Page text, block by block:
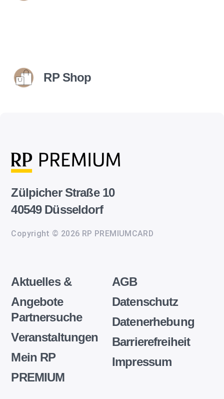
RP Shop
Zülpicher Straße 10
40549 Düsseldorf
Copyright © 2026 RP PREMIUMCARD
Aktuelles &
Angebote
Partnersuche
Veranstaltungen
Mein RP
PREMIUM
AGB
Datenschutz
Datenerhebung
Barrierefreiheit
Impressum